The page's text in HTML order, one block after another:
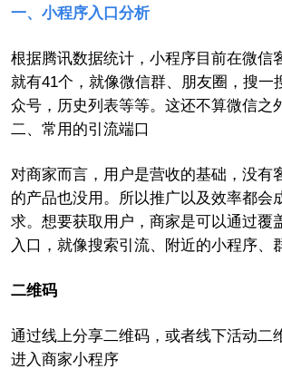
一、 小程序入口分析
根据腾讯数据统计，小程序目前在微信
就有41个，就像微信群、朋友圈，搜一
众号，历史列表等等。这还不算微信之
二、 常用的引流端口
对商家而言，用户是营收的基础，没有
的产品也没用。所以推广以及效率都会
求。想要获取用户，商家是可以通过覆
入口，就像搜索引流、附近的小程序、
二维码
通过线上分享二维码，或者线下活动二
进入商家小程序